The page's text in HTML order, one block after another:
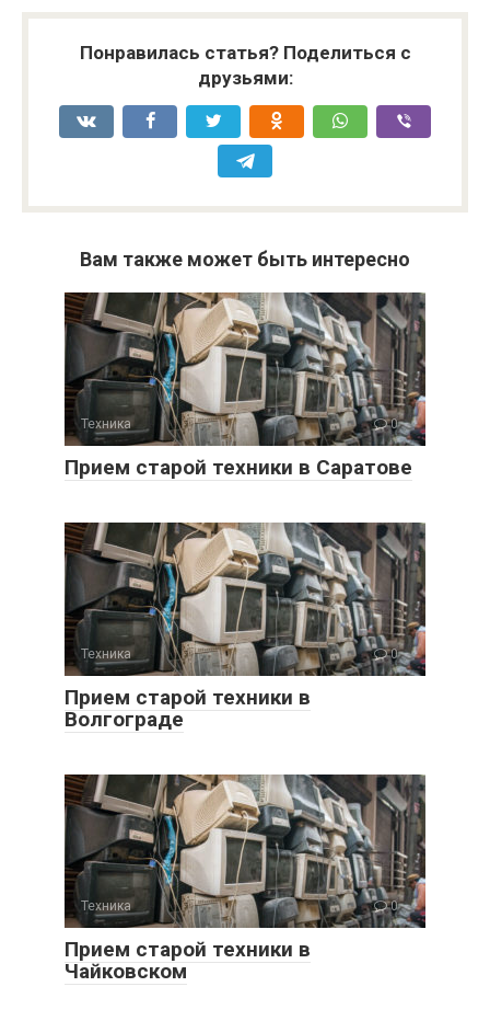
Понравилась статья? Поделиться с
друзьями:
Вам также может быть интересно
Техника 0
Прием старой техники в Саратове
Техника 0
Прием старой техники в
Волгограде
Техника 0
Прием старой техники в
Чайковском